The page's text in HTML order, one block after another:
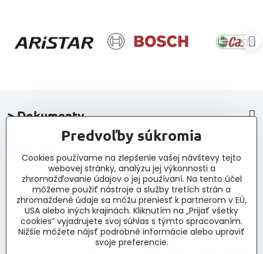
> Dokumenty
> Kontakt a navigácia
> Novinky, články, príspevky
Predvoľby súkromia
Cookies používame na zlepšenie vašej návštevy tejto
webovej stránky, analýzu jej výkonnosti a
zhromažďovanie údajov o jej používaní. Na tento účel
môžeme použiť nástroje a služby tretích strán a
zhromaždené údaje sa môžu preniesť k partnerom v EÚ,
USA alebo iných krajinách. Kliknutím na „Prijať všetky
cookies“ vyjadrujete svoj súhlas s týmto spracovaním.
Nižšie môžete nájsť podrobné informácie alebo upraviť
svoje preferencie.